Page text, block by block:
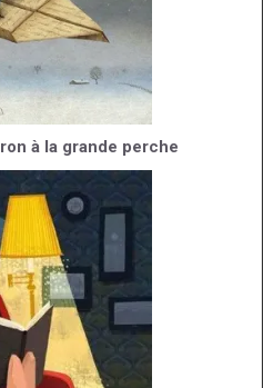
à la grande perche